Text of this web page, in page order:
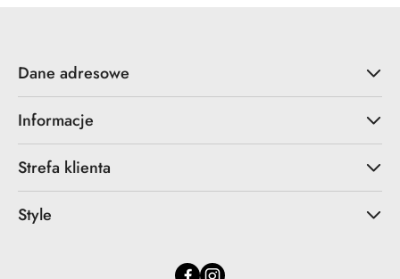
Dane adresowe
Informacje
Strefa klienta
Style